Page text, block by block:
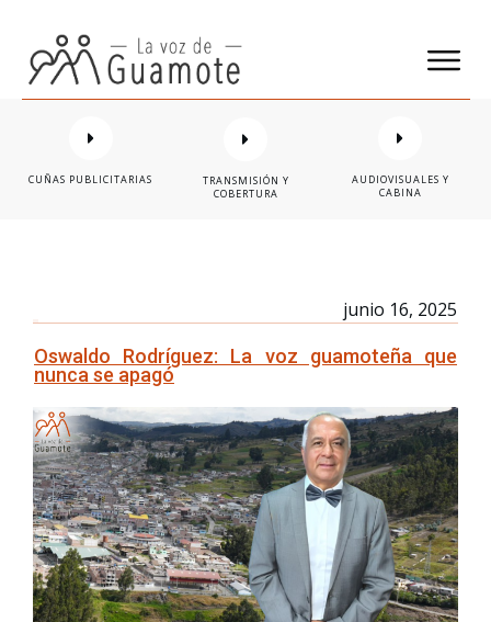
CUÑAS PUBLICITARIAS
TRANSMISIÓN Y
COBERTURA
AUDIOVISUALES Y
CABINA
junio 16, 2025
Oswaldo Rodríguez: La voz guamoteña que
nunca se apagó